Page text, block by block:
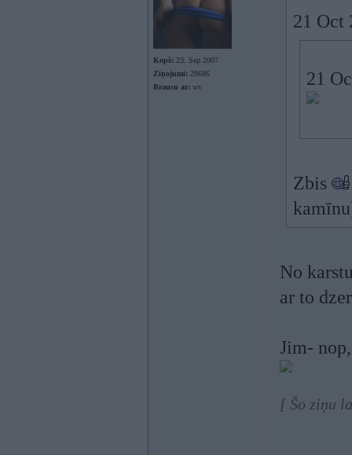
Kopš: 23. Sep 2007
Ziņojumi: 28686
Braucu ar: wv
21 Oct
21
Zbis
No
ar to
Jim-
[ Šo ziņu